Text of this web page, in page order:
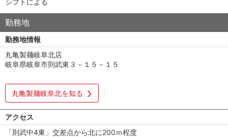
シフトによる
勤務地
勤務地情報
丸亀製麺岐阜北店
岐阜県岐阜市則武東３－１５－１５
丸亀製麺岐阜北を知る
アクセス
「則武中4東」交差点から北に200ｍ程度